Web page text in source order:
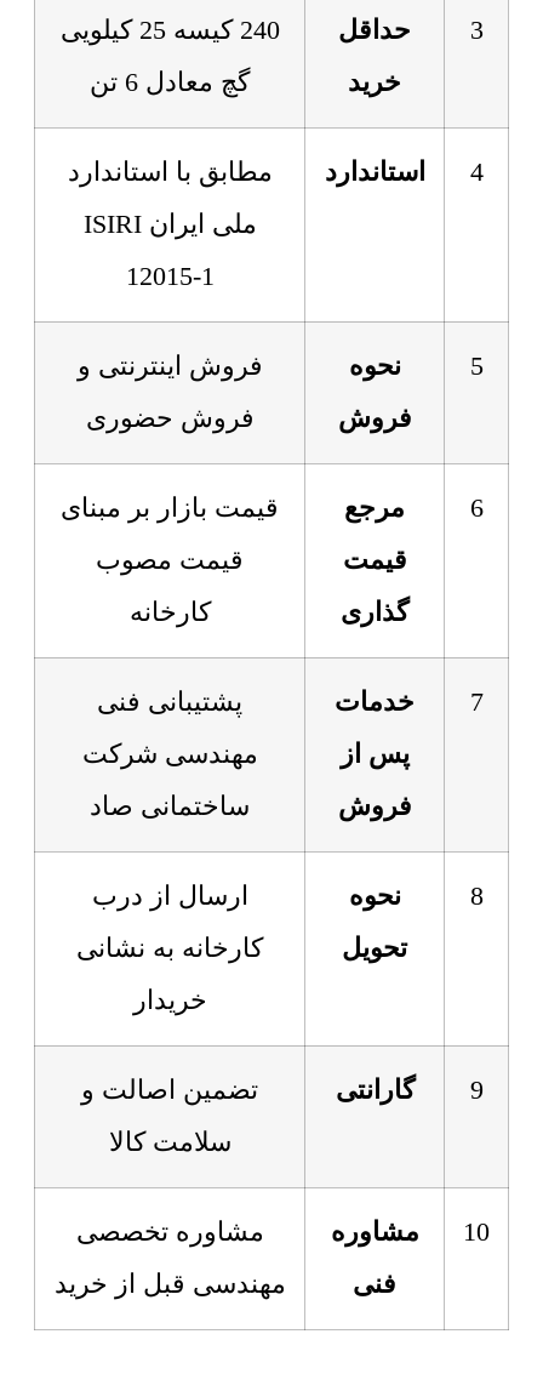
3
حداقل
خرید
240 کیسه 25 کیلویی
گچ معادل 6 تن
4 استاندارد
مطابق با استاندارد
ملی ایران ISIRI
12015-1
5
نحوه
فروش
فروش اینترنتی و
فروش حضوری
6
مرجع
قیمت
گذاری
قیمت بازار بر مبنای
قیمت مصوب
کارخانه
7
خدمات
پس از
فروش
پشتیبانی فنی
مهندسی شرکت
ساختمانی صاد
8
نحوه
تحویل
ارسال از درب
کارخانه به نشانی
خریدار
9 گارانتی
تضمین اصالت و
سلامت کالا
10
مشاوره
فنی
مشاوره تخصصی
مهندسی قبل از خرید